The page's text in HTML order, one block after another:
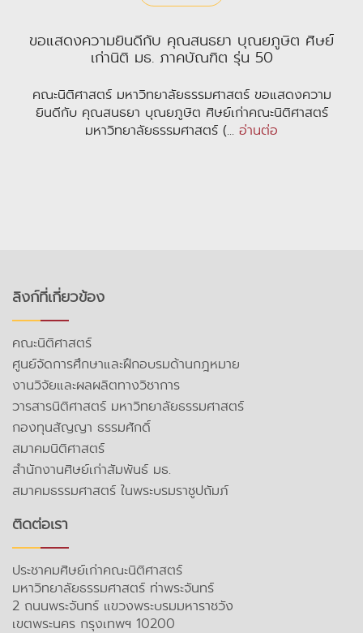
ขอแสดงความยินดีกับ คุณสนธยา บุณยภูษิต ศิษย์
เก่านิติ มธ. ภาคบัณฑิต รุ่น 50
คณะนิติศาสตร์ มหาวิทยาลัยธรรมศาสตร์ ขอแสดงความ
ยินดีกับ คุณสนธยา บุณยภูษิต ศิษย์เก่าคณะนิติศาสตร์
มหาวิทยาลัยธรรมศาสตร์ (... อ่านต่อ
ลิงก์ที่เกี่ยวข้อง
คณะนิติศาสตร์
ศูนย์จัดการศึกษาและฝึกอบรมด้านกฎหมาย
งานวิจัยและผลผลิตทางวิชาการ
วารสารนิติศาสตร์ มหาวิทยาลัยธรรมศาสตร์
กองทุนสัญญา ธรรมศักดิ์
สมาคมนิติศาสตร์
สำนักงานศิษย์เก่าสัมพันธ์ มธ.
สมาคมธรรมศาสตร์ ในพระบรมราชูปถัมภ์
ติดต่อเรา
ประชาคมศิษย์เก่าคณะนิติศาสตร์
มหาวิทยาลัยธรรมศาสตร์ ท่าพระจันทร์
2 ถนนพระจันทร์ แขวงพระบรมมหาราชวัง
เขตพระนคร กรุงเทพฯ 10200